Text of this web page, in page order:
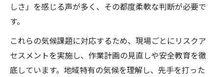
しさ」を感じる声が多く、その都度柔軟な判断が必要で
す。
これらの気候課題に対応するため、現場ごとにリスクア
セスメントを実施し、作業計画の見直しや安全教育を徹
底しています。地域特有の気候を理解し、先手を打った